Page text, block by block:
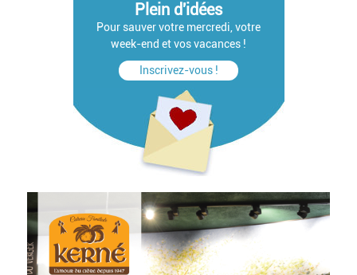
Plein d'idées
Pour sauver votre mercredi, votre
week-end et vos vacances !
Inscrivez-vous !